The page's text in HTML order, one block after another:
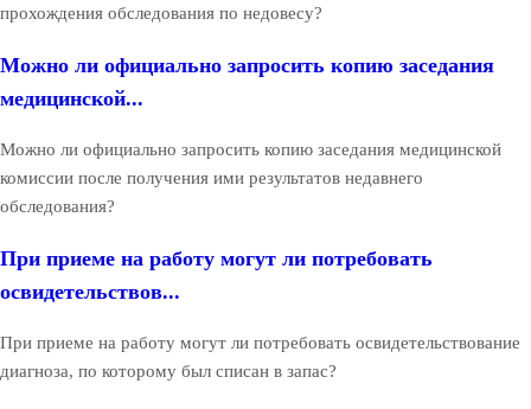
прохождения обследования по недовесу?
Можно ли официально запросить копию заседания
медицинской...
Можно ли официально запросить копию заседания медицинской
комиссии после получения ими результатов недавнего
обследования?
При приеме на работу могут ли потребовать
освидетельствов...
При приеме на работу могут ли потребовать освидетельствование
диагноза, по которому был списан в запас?